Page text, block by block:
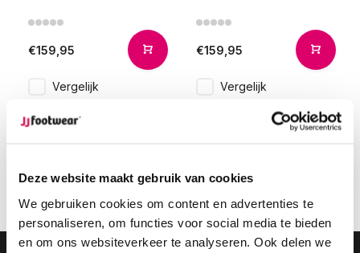
Deze website maakt gebruik van cookies
We gebruiken cookies om content en advertenties te
personaliseren, om functies voor social media te bieden
en om ons websiteverkeer te analyseren. Ook delen we
€159,95
Vergelijk
€159,95
Vergelijk
Pagina 1 van 1